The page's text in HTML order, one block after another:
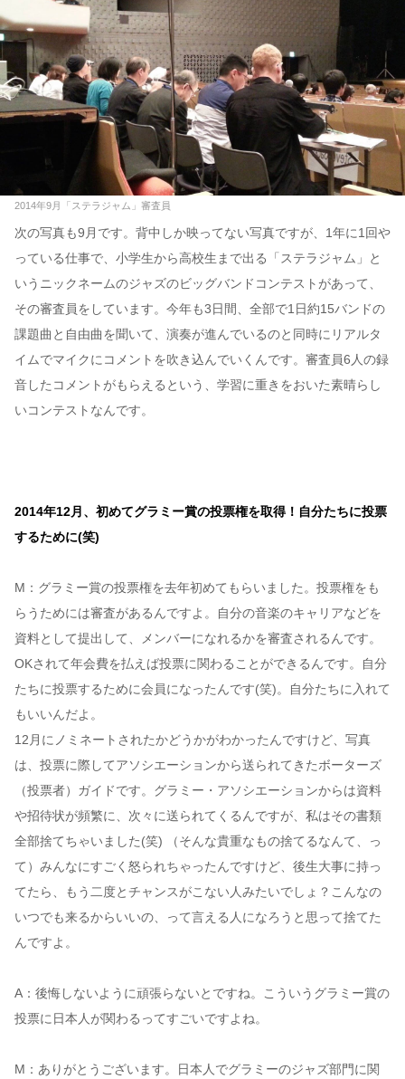
2014年9月「ステラジャム」審査員
次の写真も9月です。背中しか映ってない写真ですが、1年に1回や
っている仕事で、小学生から高校生まで出る「ステラジャム」と
いうニックネームのジャズのビッグバンドコンテストがあって、
その審査員をしています。今年も3日間、全部で1日約15バンドの
課題曲と自由曲を聞いて、演奏が進んでいるのと同時にリアルタ
イムでマイクにコメントを吹き込んでいくんです。審査員6人の録
音したコメントがもらえるという、学習に重きをおいた素晴らし
いコンテストなんです。
2014年12月、初めてグラミー賞の投票権を取得！自分たちに投票
するために(笑)
M：グラミー賞の投票権を去年初めてもらいました。投票権をも
らうためには審査があるんですよ。自分の音楽のキャリアなどを
資料として提出して、メンバーになれるかを審査されるんです。
OKされて年会費を払えば投票に関わることができるんです。自分
たちに投票するために会員になったんです(笑)。自分たちに入れて
もいいんだよ。
12月にノミネートされたかどうかがわかったんですけど、写真
は、投票に際してアソシエーションから送られてきたボーターズ
（投票者）ガイドです。グラミー・アソシエーションからは資料
や招待状が頻繁に、次々に送られてくるんですが、私はその書類
全部捨てちゃいました(笑) （そんな貴重なもの捨てるなんて、っ
て）みんなにすごく怒られちゃったんですけど、後生大事に持っ
てたら、もう二度とチャンスがこない人みたいでしょ？こんなの
いつでも来るからいいの、って言える人になろうと思って捨てた
んですよ。
A：後悔しないように頑張らないとですね。こういうグラミー賞の
投票に日本人が関わるってすごいですよね。
M：ありがとうございます。日本人でグラミーのジャズ部門に関